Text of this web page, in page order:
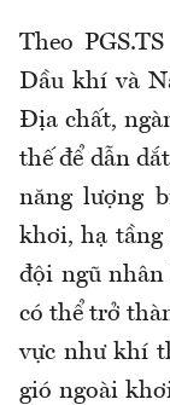
Theo
Dầu khí và
Địa chất,
thế để dẫn
năng lượng
khơi, hạ tầng
đội ngũ
có thể trở
vực như khí
gió ngoài